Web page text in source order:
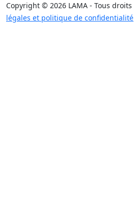
Copyright © 2026 LAMA - Tous droits
légales et politique de confidentialité